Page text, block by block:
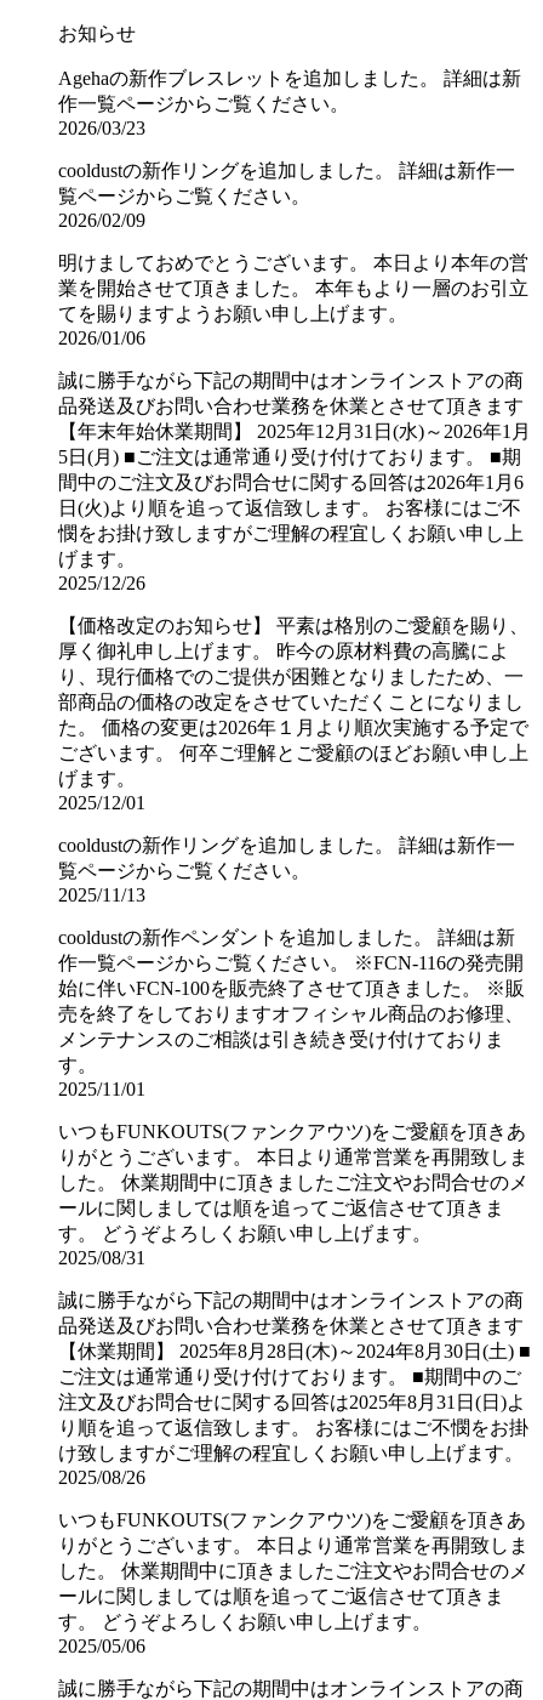
お知らせ
Agehaの新作ブレスレットを追加しました。 詳細は新
作一覧ページからご覧ください。
2026/03/23
cooldustの新作リングを追加しました。 詳細は新作一
覧ページからご覧ください。
2026/02/09
明けましておめでとうございます。 本日より本年の営
業を開始させて頂きました。 本年もより一層のお引立
てを賜りますようお願い申し上げます。
2026/01/06
誠に勝手ながら下記の期間中はオンラインストアの商
品発送及びお問い合わせ業務を休業とさせて頂きます
【年末年始休業期間】 2025年12月31日(水)～2026年1月
5日(月) ■ご注文は通常通り受け付けております。 ■期
間中のご注文及びお問合せに関する回答は2026年1月6
日(火)より順を追って返信致します。 お客様にはご不
憫をお掛け致しますがご理解の程宜しくお願い申し上
げます。
2025/12/26
【価格改定のお知らせ】 平素は格別のご愛顧を賜り、
厚く御礼申し上げます。 昨今の原材料費の高騰によ
り、現行価格でのご提供が困難となりましたため、一
部商品の価格の改定をさせていただくことになりまし
た。 価格の変更は2026年１月より順次実施する予定で
ございます。 何卒ご理解とご愛顧のほどお願い申し上
げます。
2025/12/01
cooldustの新作リングを追加しました。 詳細は新作一
覧ページからご覧ください。
2025/11/13
cooldustの新作ペンダントを追加しました。 詳細は新
作一覧ページからご覧ください。 ※FCN-116の発売開
始に伴いFCN-100を販売終了させて頂きました。 ※販
売を終了をしておりますオフィシャル商品のお修理、
メンテナンスのご相談は引き続き受け付けておりま
す。
2025/11/01
いつもFUNKOUTS(ファンクアウツ)をご愛顧を頂きあ
りがとうございます。 本日より通常営業を再開致しま
した。 休業期間中に頂きましたご注文やお問合せのメ
ールに関しましては順を追ってご返信させて頂きま
す。 どうぞよろしくお願い申し上げます。
2025/08/31
誠に勝手ながら下記の期間中はオンラインストアの商
品発送及びお問い合わせ業務を休業とさせて頂きます
【休業期間】 2025年8月28日(木)～2024年8月30日(土) ■
ご注文は通常通り受け付けております。 ■期間中のご
注文及びお問合せに関する回答は2025年8月31日(日)よ
り順を追って返信致します。 お客様にはご不憫をお掛
け致しますがご理解の程宜しくお願い申し上げます。
2025/08/26
いつもFUNKOUTS(ファンクアウツ)をご愛顧を頂きあ
りがとうございます。 本日より通常営業を再開致しま
した。 休業期間中に頂きましたご注文やお問合せのメ
ールに関しましては順を追ってご返信させて頂きま
す。 どうぞよろしくお願い申し上げます。
2025/05/06
誠に勝手ながら下記の期間中はオンラインストアの商